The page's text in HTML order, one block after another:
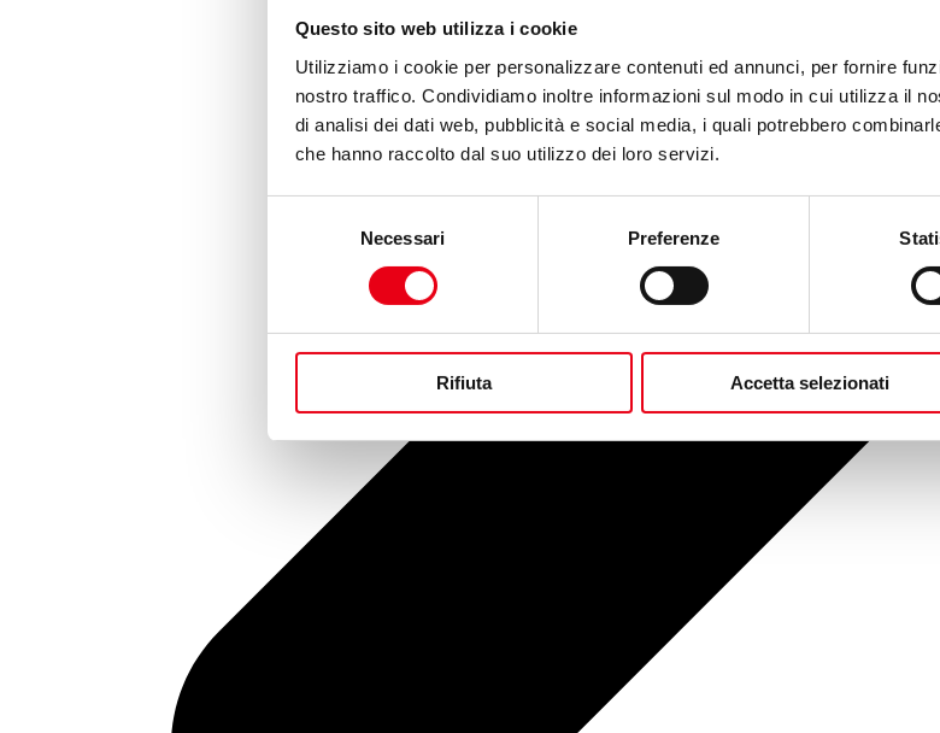
Questo sito web utilizza i cookie
Utilizziamo i cookie per personalizzare contenuti ed annunci, per fornire
nostro traffico. Condividiamo inoltre informazioni sul modo in cui utilizza il
di analisi dei dati web, pubblicità e social media, i quali potrebbero
che hanno raccolto dal suo utilizzo dei loro servizi.
Necessari Preferenze
Rifiuta Accetta selezionati